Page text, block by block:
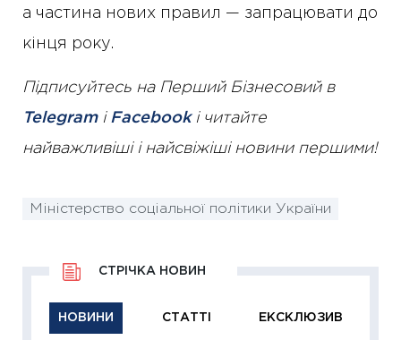
а частина нових правил — запрацювати до
кінця року.
Підписуйтесь на Перший Бізнесовий в
Telegramі Facebookі читайте
найважливіші і найсвіжіші новини першими!
Міністерство соціальної політики України
НОВИНИ СТАТТІ ЕКСКЛЮЗИВ
СТРІЧКА НОВИН